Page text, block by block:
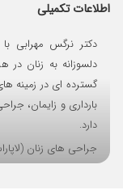
اطلاعات تکمیلی
دکتر نرگس مهرابی
دلسوزانه به زنان
گسترده ای در زمینه
بارداری و زایمان،
دارد.
جراحی های زنان